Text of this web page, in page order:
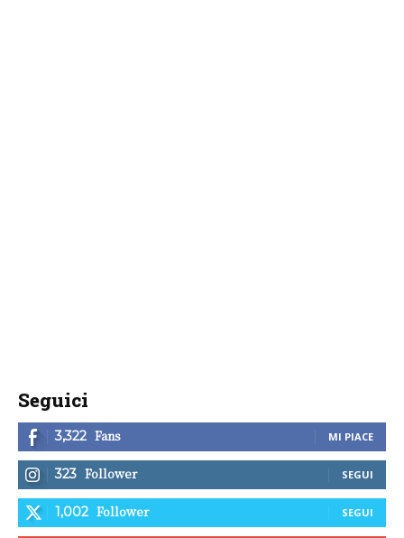
Seguici
3,322 Fans MI PIACE
323 Follower SEGUI
1,002 Follower SEGUI